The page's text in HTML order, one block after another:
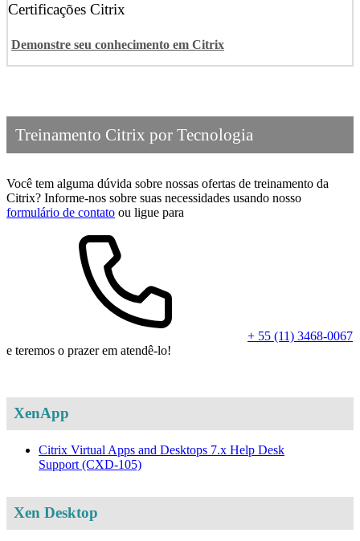
Certificações Citrix
Demonstre seu conhecimento em Citrix
Treinamento Citrix por Tecnologia
Você tem alguma dúvida sobre nossas ofertas de treinamento da
Citrix? Informe-nos sobre suas necessidades usando nosso
formulário de contato ou ligue para
+ 55 (11) 3468-0067
e teremos o prazer em atendê-lo!
XenApp
Citrix Virtual Apps and Desktops 7.x Help Desk
Support (CXD-105)
Xen Desktop